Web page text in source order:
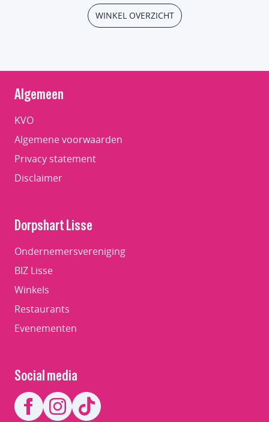
WINKEL OVERZICHT
Algemeen
KVO
Algemene voorwaarden
Privacy statement
Disclaimer
Dorpshart Lisse
Ondernemersvereniging
BIZ Lisse
Winkels
Restaurants
Evenementen
Social media